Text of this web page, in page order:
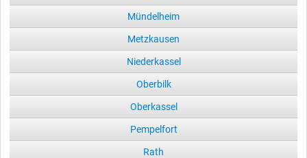
Mündelheim
Metzkausen
Niederkassel
Oberbilk
Oberkassel
Pempelfort
Rath